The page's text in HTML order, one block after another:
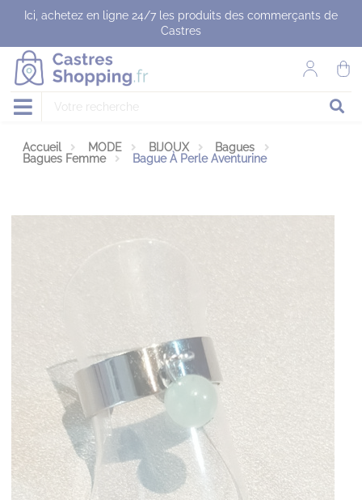
Ici, achetez en ligne 24/7 les produits des commerçants de
Castres
Accueil MODE BIJOUX
Bagues
Bagues Femme
Bague À Perle Aventurine
Panneau de gestion des cookies